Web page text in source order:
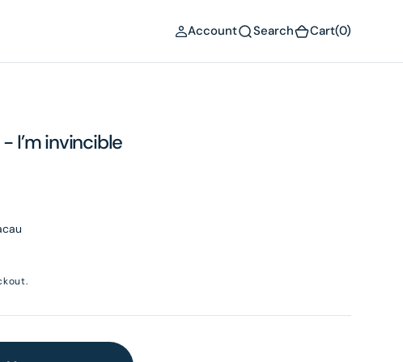
Account Search Cart(0)
I’m invincible